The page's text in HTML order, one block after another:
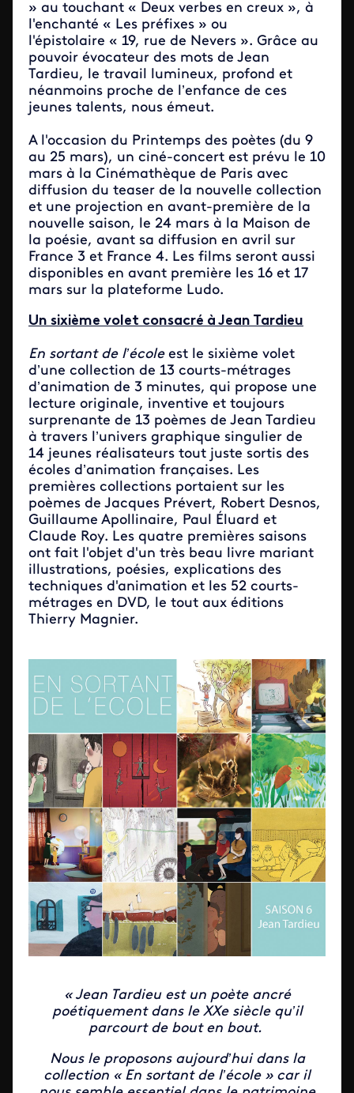
» au touchant « Deux verbes en creux », à
l'enchanté « Les préfixes » ou
l'épistolaire « 19, rue de Nevers ». Grâce au
pouvoir évocateur des mots de Jean
Tardieu, le travail lumineux, profond et
néanmoins proche de l’enfance de ces
jeunes talents, nous émeut.
A l'occasion du Printemps des poètes (du 9
au 25 mars), un ciné-concert est prévu le 10
mars à la Cinémathèque de Paris avec
diffusion du teaser de la nouvelle collection
et une projection en avant-première de la
nouvelle saison, le 24 mars à la Maison de
la poésie, avant sa diffusion en avril sur
France 3 et France 4. Les films seront aussi
disponibles en avant première les 16 et 17
mars sur la plateforme Ludo.
Un sixième volet consacré à Jean Tardieu
En sortant de l’écoleest le sixième volet
d’une collection de 13 courts-métrages
d’animation de 3 minutes, qui propose une
lecture originale, inventive et toujours
surprenante de 13 poèmes de Jean Tardieu
à travers l’univers graphique singulier de
14 jeunes réalisateurs tout juste sortis des
écoles d’animation françaises. Les
premières collections portaient sur les
poèmes de Jacques Prévert, Robert Desnos,
Guillaume Apollinaire, Paul Éluard et
Claude Roy. Les quatre premières saisons
ont fait l'objet d'un très beau livre mariant
illustrations, poésies, explications des
techniques d'animation et les 52 courts-
métrages en DVD, le tout aux éditions
Thierry Magnier.
« Jean Tardieu est un poète ancré
poétiquement dans le XXe siècle qu’il
parcourt de bout en bout.
Nous le proposons aujourd’hui dans la
collection « En sortant de l’école » car il